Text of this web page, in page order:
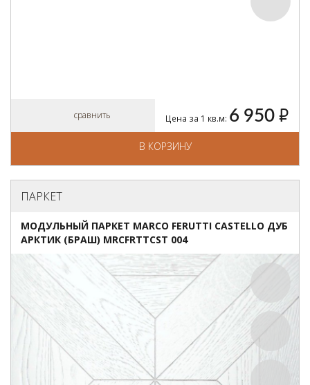
сравнить Цена за 1 кв.м: 6 950 руб.
В КОРЗИНУ
ПАРКЕТ
МОДУЛЬНЫЙ ПАРКЕТ MARCO FERUTTI CASTELLO ДУБ
АРКТИК (БРАШ) MRCFRTTCST 004